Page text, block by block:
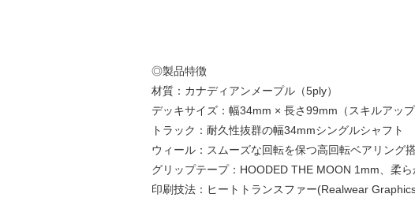
◎製品特徴
材質：カナディアンメープル（5ply）
デッキサイズ：幅34mm × 長さ99mm（スキルアップ
トラック：耐久性抜群の幅34mmシングルシャフト
ウィール：スムーズな回転を保つ高回転ベアリング
グリップテープ：HOODED THE MOON 1mm、柔
印刷技法：ヒートトランスファー(Realwear